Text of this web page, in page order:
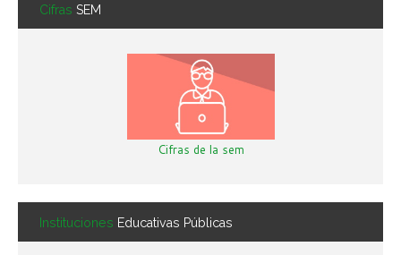
Cifras SEM
Cifras de la sem
Instituciones Educativas Públicas